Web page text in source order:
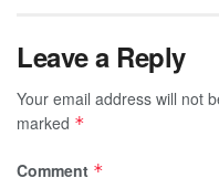
Leave a Reply
Your email address will not
marked *
Comment *